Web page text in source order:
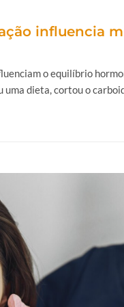
influencia
o equilíbrio
dieta, cortou o